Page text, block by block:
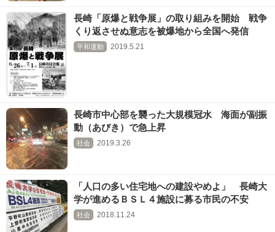
長崎「原爆と戦争展」の取り組みを開始 戦争
くり返させぬ意志を被爆地から全国へ発信
平和運動 2019.5.21
長崎市中心部を襲った大規模冠水 海面が副振
動（あびき）で急上昇
社会 2019.3.26
「人口の多い住宅地への建設やめよ」 長崎大
学が進めるＢＳＬ４施設に募る市民の不安
社会 2018.11.24